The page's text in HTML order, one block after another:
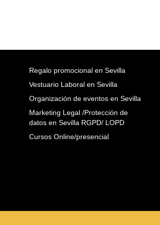
Regalo promocional en Sevilla
Vestuario Laboral en Sevilla
Organización de eventos en Sevilla
Marketing Legal /Protección de
datos en Sevilla RGPD/ LOPD
Cursos Online/presencial